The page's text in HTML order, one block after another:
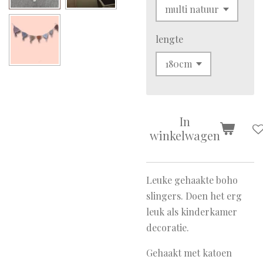
lengte
In
winkelwagen
Leuke gehaakte boho
slingers. Doen het erg
leuk als kinderkamer
decoratie.
Gehaakt met katoen